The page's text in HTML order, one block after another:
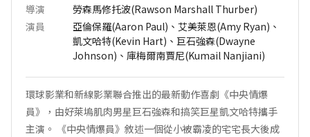
導演
勞森馬修托波(Rawson Marshall Thurber)
演員
亞倫保羅(Aaron Paul)、艾美萊恩(Amy Ryan)、
凱文哈特(Kevin Hart)、巨石強森(Dwayne
Johnson)、庫梅爾南賈尼(Kumail Nanjiani)
環球影業和新線影業聯合推出的最新動作喜劇《中央情爆
員》，由好萊塢肌肉男星巨石強森和搞笑巨星凱文哈特攜手
主演。 《中央情爆員》敘述一個從小被霸凌的宅宅長大後成